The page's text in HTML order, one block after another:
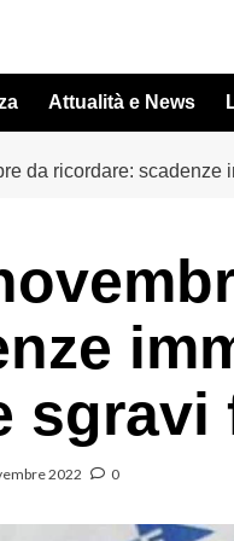
Attualità e News
da ricordare:
sgravi
2022 0